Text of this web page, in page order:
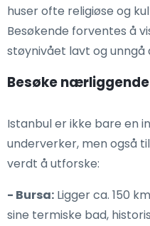
huser ofte religiøse og
Besøkende forventes å
støynivået lavt og unngå
Besøke
Istanbul er ikke bare en
underverker, men også
verdt å utforske:
- Bursa: Ligger ca. 150
sine termiske bad,